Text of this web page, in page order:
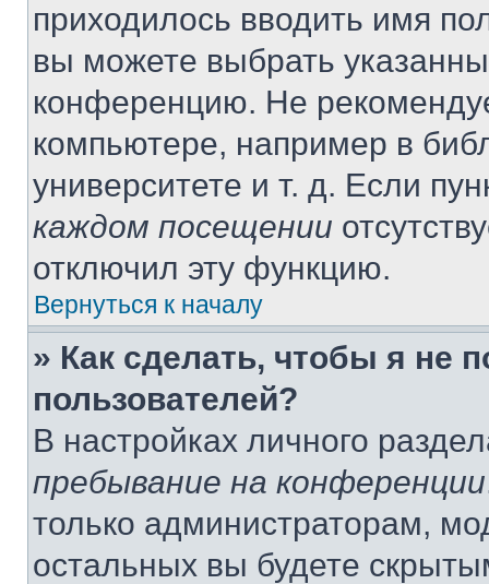
приходилось вводить имя
вы можете выбрать
конференцию. Не
компьютере, например в
университете и т. д. Если
каждом посещении
отключил эту функцию.
Вернуться к началу
» Как сделать, чтобы я не
пользователей?
В настройках личного
пребывание на конференции
только администраторам,
остальных вы будете